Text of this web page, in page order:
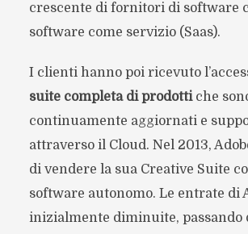
crescente di fornitori di software
software come servizio (Saas).
I clienti hanno poi ricevuto
suite completa di prodottiche
continuamente aggiornati e
attraverso il Cloud. Nel 2013,
di vendere la sua Creative Suite
software autonomo. Le entrate di
inizialmente diminuite, passando